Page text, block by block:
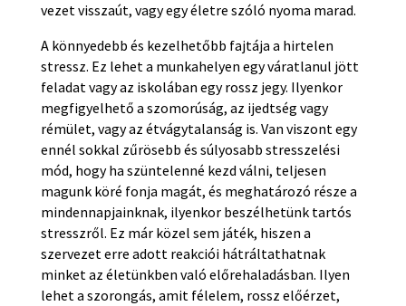
vezet visszaút, vagy egy életre szóló nyoma marad.
A könnyedebb és kezelhetőbb fajtája a hirtelen
stressz. Ez lehet a munkahelyen egy váratlanul jött
feladat vagy az iskolában egy rossz jegy. Ilyenkor
megfigyelhető a szomorúság, az ijedtség vagy
rémület, vagy az étvágytalanság is. Van viszont egy
ennél sokkal zűrösebb és súlyosabb stresszelési
mód, hogy ha szüntelenné kezd válni, teljesen
magunk köré fonja magát, és meghatározó része a
mindennapjainknak, ilyenkor beszélhetünk tartós
stresszről. Ez már közel sem játék, hiszen a
szervezet erre adott reakciói hátráltathatnak
minket az életünkben való előrehaladásban. Ilyen
lehet a szorongás, amit félelem, rossz előérzet,